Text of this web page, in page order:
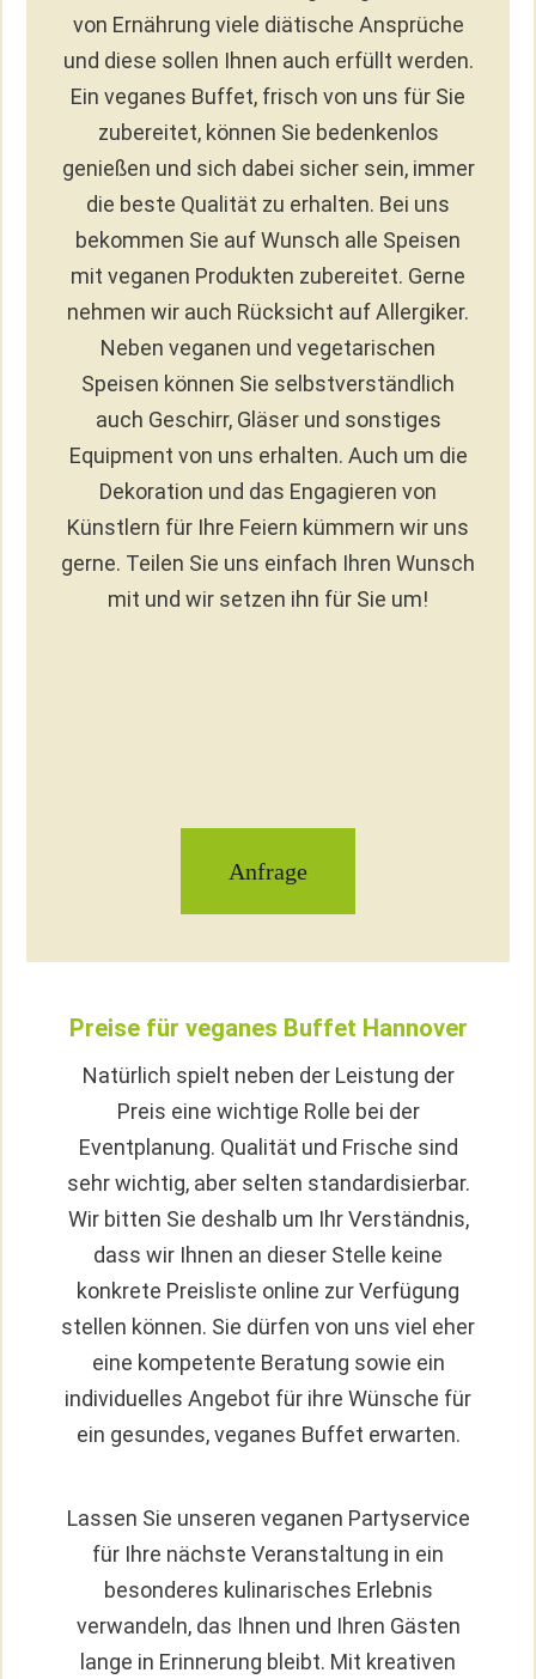
von Ernährung viele diätische Ansprüche
und diese sollen Ihnen auch erfüllt werden.
Ein veganes Buffet, frisch von uns für Sie
zubereitet, können Sie bedenkenlos
genießen und sich dabei sicher sein, immer
die beste Qualität zu erhalten. Bei uns
bekommen Sie auf Wunsch alle Speisen
mit veganen Produkten zubereitet. Gerne
nehmen wir auch Rücksicht auf Allergiker.
Neben veganen und vegetarischen
Speisen können Sie selbstverständlich
auch Geschirr, Gläser und sonstiges
Equipment von uns erhalten. Auch um die
Dekoration und das Engagieren von
Künstlern für Ihre Feiern kümmern wir uns
gerne. Teilen Sie uns einfach Ihren Wunsch
mit und wir setzen ihn für Sie um!
Anfrage
Preise für veganes Buffet Hannover
Natürlich spielt neben der Leistung der
Preis eine wichtige Rolle bei der
Eventplanung. Qualität und Frische sind
sehr wichtig, aber selten standardisierbar.
Wir bitten Sie deshalb um Ihr Verständnis,
dass wir Ihnen an dieser Stelle keine
konkrete Preisliste online zur Verfügung
stellen können. Sie dürfen von uns viel eher
eine kompetente Beratung sowie ein
individuelles Angebot für ihre Wünsche für
ein gesundes, veganes Buffet erwarten.
Lassen Sie unseren veganen Partyservice
für Ihre nächste Veranstaltung in ein
besonderes kulinarisches Erlebnis
verwandeln, das Ihnen und Ihren Gästen
lange in Erinnerung bleibt. Mit kreativen